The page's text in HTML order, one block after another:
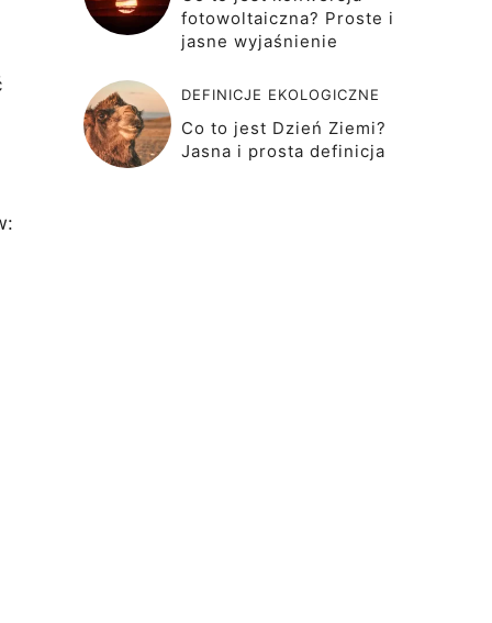
fotowoltaiczna? Proste i
jasne wyjaśnienie
DEFINICJE EKOLOGICZNE
Co to jest Dzień Ziemi?
Jasna i prosta definicja